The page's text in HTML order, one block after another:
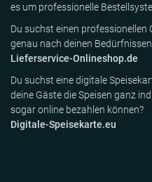
es um professionelle
Du suchst einen professionellen
genau nach deinen
Lieferservice-Onlineshop.de
Du suchst eine digitale
deine Gäste die Speisen ganz
sogar online bezahlen können?
Digitale-Speisekarte.eu